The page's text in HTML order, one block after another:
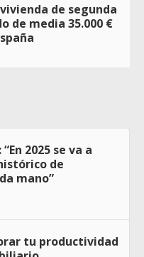
de segunda
de media 35.000 €
2025 se va a
de
mano”
tu productividad